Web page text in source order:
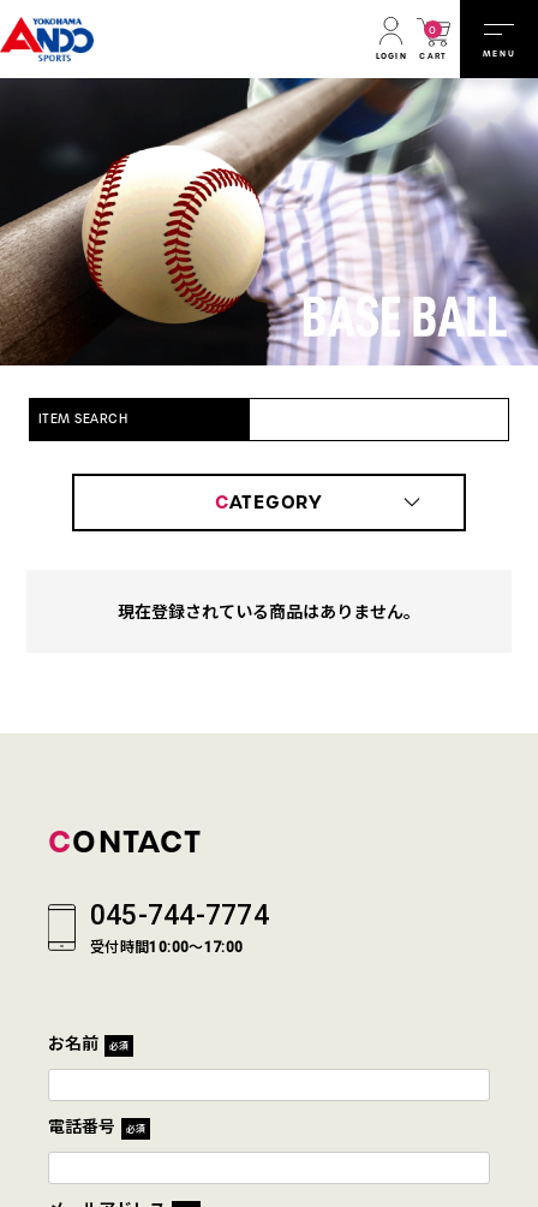
LOGIN CART
0
MENU
ITEM SEARCH
CATEGORY
現在登録されている商品はありません。
CONTACT
045-744-7774
受付時間10:00～17:00
お名前 必須
電話番号 必須